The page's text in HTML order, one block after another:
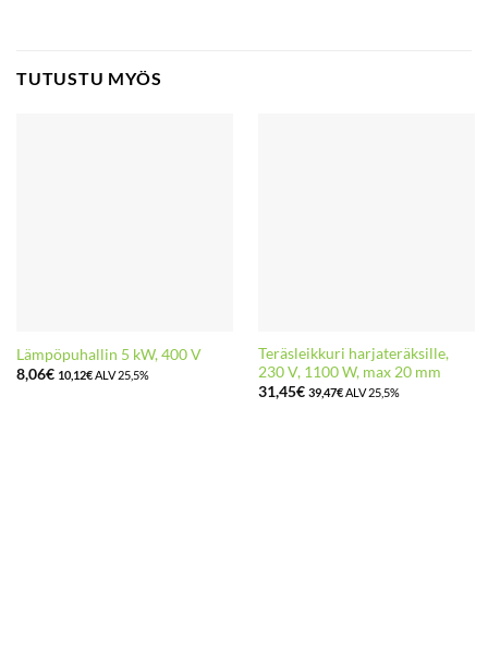
TUTUSTU MYÖS
Lämpöpuhallin 5 kW, 400 V
8,06€ 10,12€ALV 25,5%
Teräsleikkuri harjateräksille,
230 V, 1100 W, max 20 mm
31,45€ 39,47€ALV 25,5%